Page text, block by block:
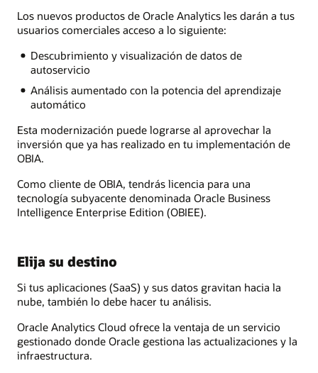
Los nuevos productos de Oracle Analytics les darán a tus
usuarios comerciales acceso a lo siguiente:
Descubrimiento y visualización de datos de
autoservicio
Análisis aumentado con la potencia del aprendizaje
automático
Esta modernización puede lograrse al aprovechar la
inversión que ya has realizado en tu implementación de
OBIA.
Como cliente de OBIA, tendrás licencia para una
tecnología subyacente denominada Oracle Business
Intelligence Enterprise Edition (OBIEE).
Elija su destino
Si tus aplicaciones (SaaS) y sus datos gravitan hacia la
nube, también lo debe hacer tu análisis.
Oracle Analytics Cloud ofrece la ventaja de un servicio
gestionado donde Oracle gestiona las actualizaciones y la
infraestructura.